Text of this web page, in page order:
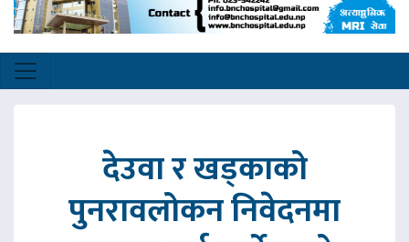
देउवा र खड्काको
पुनरावलोकन निवेदनमा